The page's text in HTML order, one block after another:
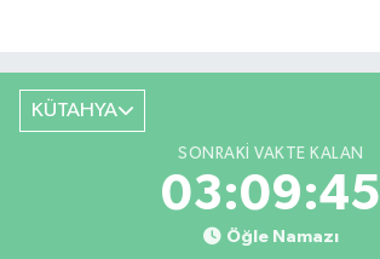
KÜTAHYA
SONRAKI VAKTE KALAN
03:09:43
Öğle Namazı